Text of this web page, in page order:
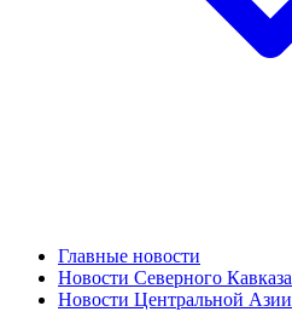
Главные новости
Новости Северного Кавказа
Новости Центральной Азии